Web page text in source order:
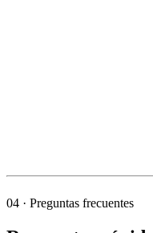
04 · Preguntas frecuentes